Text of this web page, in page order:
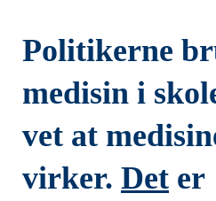
Politikerne
medisin i
vet at
virker. Det er